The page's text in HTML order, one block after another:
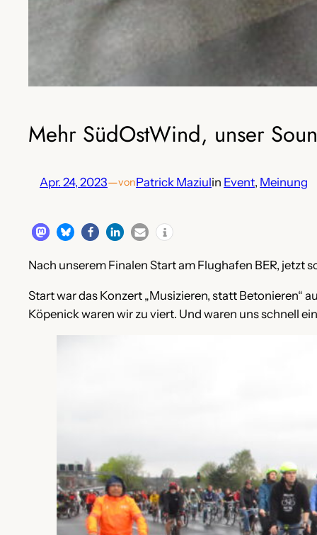
Mehr SüdOstWind, unser
Apr. 24, 2023—vonPatrick Maziulin Event, Meinung
Nach unserem Finalen Start am Flughafen BER, jetzt
Start war das Konzert „Musizieren, statt Betonieren“
Köpenick waren wir zu viert. Und waren uns schnell